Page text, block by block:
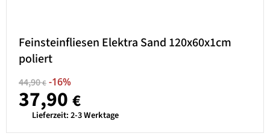
Feinsteinfliesen Elektra Sand 120x60x1cm
poliert
44,90€ -16%
37,90 €
Lieferzeit:2-3 Werktage